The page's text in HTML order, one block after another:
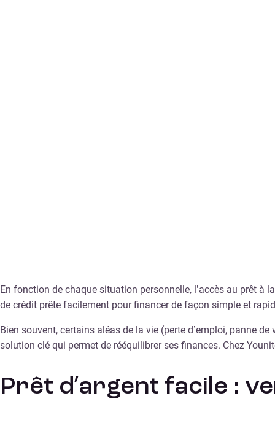
En fonction de chaque situation personnelle, l’accès au prêt
de crédit prête facilement pour financer de façon simple et
Bien souvent, certains aléas de la vie (perte d’emploi, panne
solution clé qui permet de rééquilibrer ses finances. Chez
Prêt d’argent facile :